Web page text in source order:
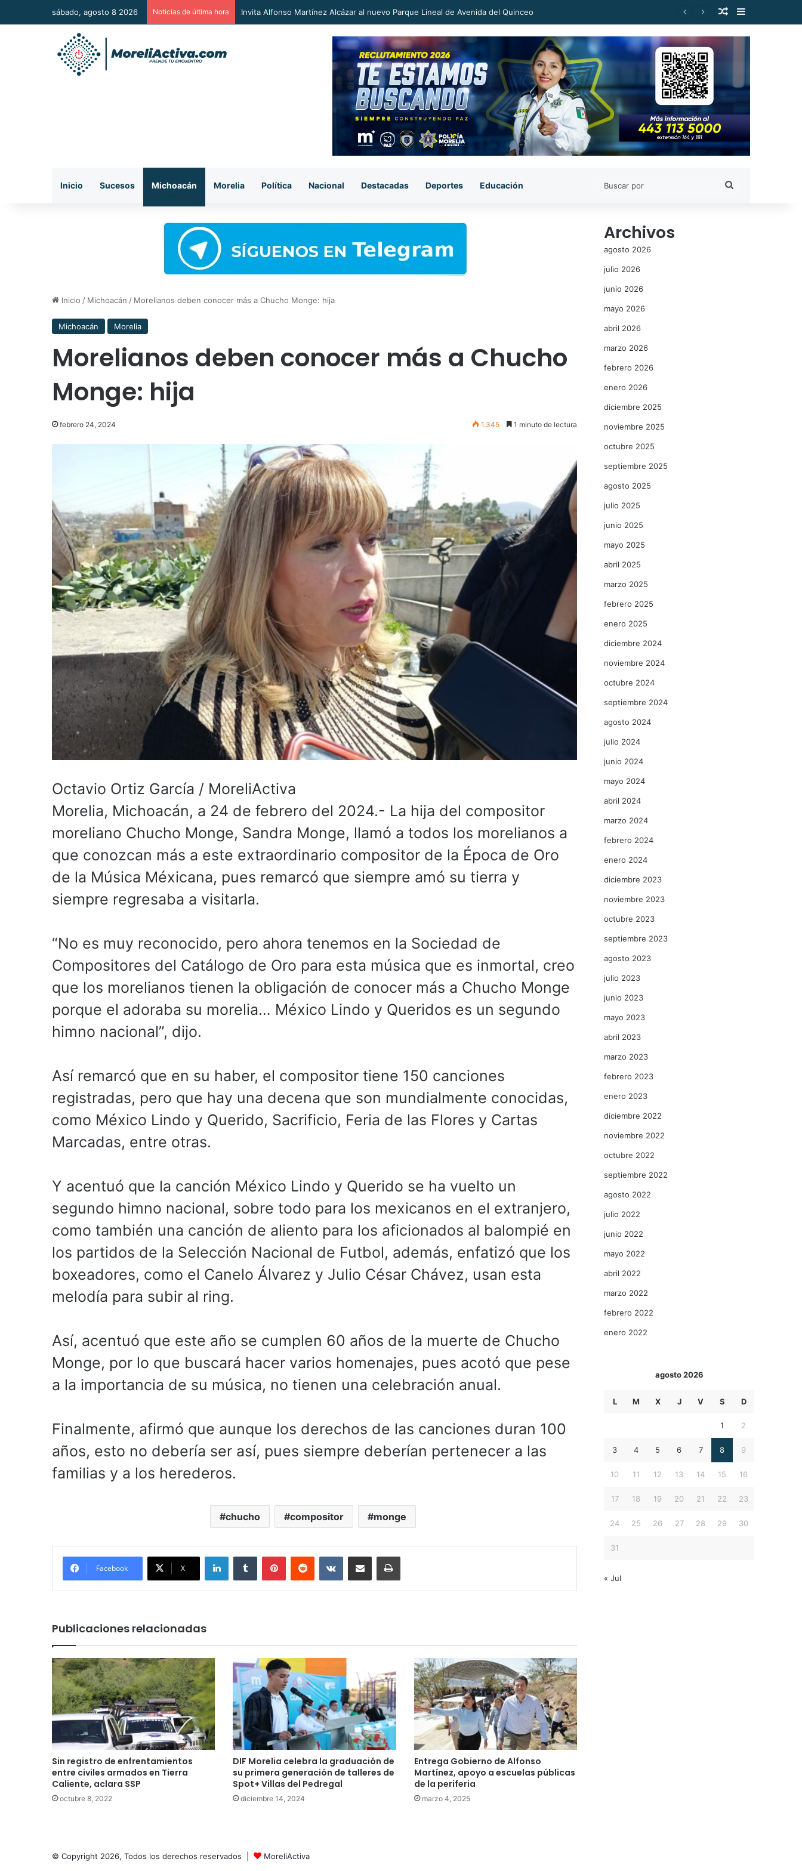
sábado, agosto 8 2026 Noticias de última hora Vinculan a proceso al «R1» por homicidio del ex alcalde Carlos Manzo Publicación al
Barra lateral
Inicio Sucesos Michoacán Morelia Política Nacional Destacadas Deportes Educación
Inicio / Michoacán / Morelianos deben conocer más a Chucho Monge: hija
Michoacán Morelia
Morelianos deben conocer más a Chucho
Monge: hija
febrero 24, 2024 1.345 1 minuto de lectura
Octavio Ortiz García / MoreliActiva
Morelia, Michoacán, a 24 de febrero del 2024.- La hija del compositor
moreliano Chucho Monge, Sandra Monge, llamó a todos los morelianos a
que conozcan más a este extraordinario compositor de la Época de Oro
de la Música Méxicana, pues remarcó que siempre amó su tierra y
siempre regresaba a visitarla.
“No es muy reconocido, pero ahora tenemos en la Sociedad de
Compositores del Catálogo de Oro para esta música que es inmortal, creo
que los morelianos tienen la obligación de conocer más a Chucho Monge
porque el adoraba su morelia… México Lindo y Queridos es un segundo
himno nacional”, dijo.
Así remarcó que en su haber, el compositor tiene 150 canciones
registradas, pero que hay una decena que son mundialmente conocidas,
como México Lindo y Querido, Sacrificio, Feria de las Flores y Cartas
Marcadas, entre otras.
Y acentuó que la canción México Lindo y Querido se ha vuelto un
segundo himno nacional, sobre todo para los mexicanos en el extranjero,
como también una canción de aliento para los aficionados al balompié en
los partidos de la Selección Nacional de Futbol, además, enfatizó que los
boxeadores, como el Canelo Álvarez y Julio César Chávez, usan esta
melodía para subir al ring.
Así, acentuó que este año se cumplen 60 años de la muerte de Chucho
Monge, por lo que buscará hacer varios homenajes, pues acotó que pese
a la importancia de su música, no tienen una celebración anual.
Finalmente, afirmó que aunque los derechos de las canciones duran 100
años, esto no debería ser así, pues siempre deberían pertenecer a las
familias y a los herederos.
chucho compositor monge
Facebook X
LinkedInTumblr PinterestReddit VKontakteCompartir por correo electrónicoImprimir
Publicaciones relacionadas
Sin registro de enfrentamientos
entre civiles armados en Tierra
Caliente, aclara SSP
octubre 8, 2022
DIF Morelia celebra la graduación de
su primera generación de talleres de
Spot+ Villas del Pedregal
diciembre 14, 2024
Entrega Gobierno de Alfonso
Martínez, apoyo a escuelas públicas
de la periferia
marzo 4, 2025
Archivos
agosto 2026
julio 2026
junio 2026
mayo 2026
abril 2026
marzo 2026
febrero 2026
enero 2026
diciembre 2025
noviembre 2025
octubre 2025
septiembre 2025
agosto 2025
julio 2025
junio 2025
mayo 2025
abril 2025
marzo 2025
febrero 2025
enero 2025
diciembre 2024
noviembre 2024
octubre 2024
septiembre 2024
agosto 2024
julio 2024
junio 2024
mayo 2024
abril 2024
marzo 2024
febrero 2024
enero 2024
diciembre 2023
noviembre 2023
octubre 2023
septiembre 2023
agosto 2023
julio 2023
junio 2023
mayo 2023
abril 2023
marzo 2023
febrero 2023
enero 2023
diciembre 2022
noviembre 2022
octubre 2022
septiembre 2022
agosto 2022
julio 2022
junio 2022
mayo 2022
abril 2022
marzo 2022
febrero 2022
enero 2022
agosto 2026
L M X J V S D
1 2
3 4 5 6 7 8 9
10 11 12 13 14 15 16
17 18 19 20 21 22 23
24 25 26 27 28 29 30
31
« Jul
© Copyright 2026, Todos los derechos reservados | MoreliActiva